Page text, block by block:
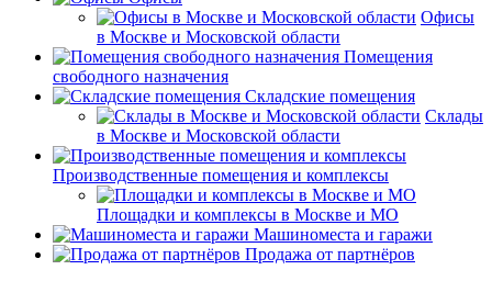
Офисы
в Москве и Московской области
Помещения
свободного назначения
Складские помещения
Склады
в Москве и Московской области
Производственные помещения и комплексы
Площадки и комплексы в Москве и МО
Машиноместа и гаражи
Продажа от партнёров